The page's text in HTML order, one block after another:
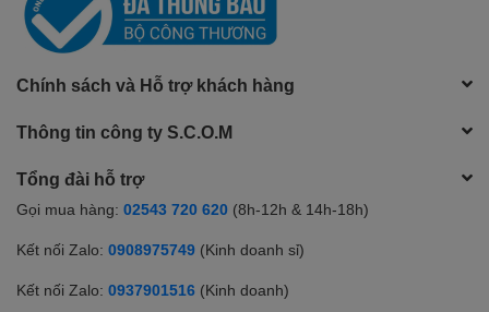
Kết nối HDMI/VGA 1 HDMI 1.4b
Tai nghe
Camera
HP True Vision 720p HD camera
integrated dual array digital
Card mở rộng -
LOA 2 Loa
Kiểu Pin 3-cell, 41 Wh Li-ion
Chính sách và Hỗ trợ khách hàng
Thông tin công ty S.C.O.M
Tổng đài hỗ trợ
Gọi mua hàng: 02543 720 620 (8h-12h & 14h-18h)
Kết nối Zalo: 0908975749 (Kinh doanh sỉ)
Kết nối Zalo: 0937901516 (Kinh doanh)